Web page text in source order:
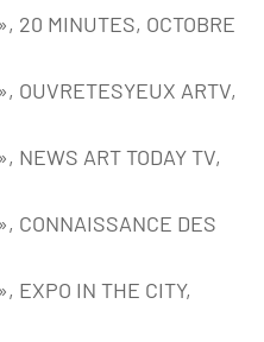
20 MINUTES, OCTOBRE
OUVRETESYEUX ARTV,
NEWS ART TODAY TV,
CONNAISSANCE DES
EXPO IN THE CITY,